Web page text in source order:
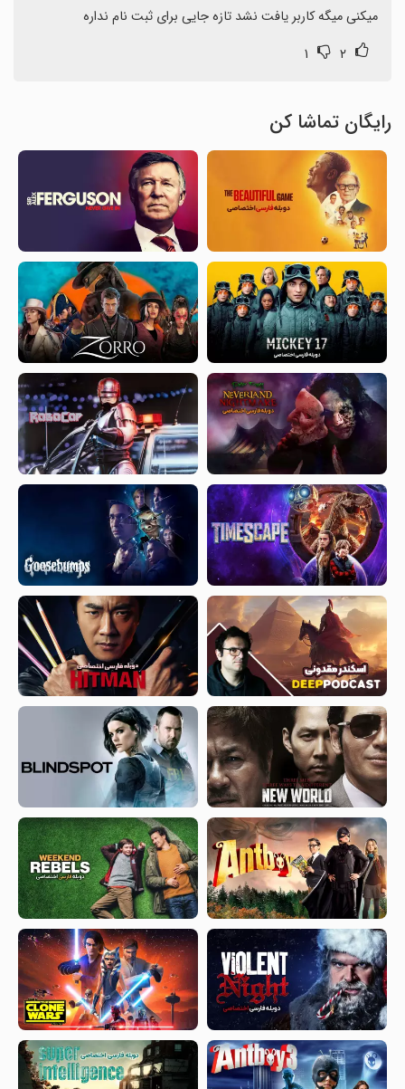
میکنی میگه کاربر یافت نشد تازه جایی برای ثبت نام نداره
۲ ۱
رایگان تماشا کن